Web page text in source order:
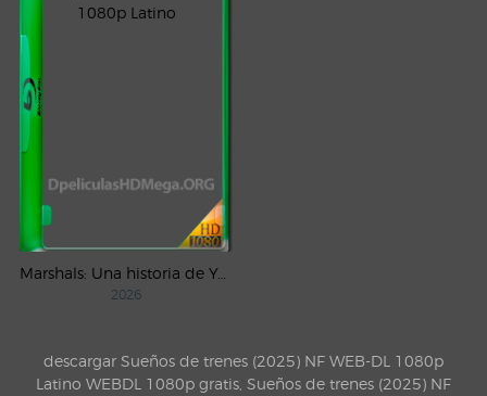
Marshals: Una historia de Yellowstone (2026) AMZN Temporada 1 WEB-DL 1080p Latino
2026
descargar Sueños de trenes (2025) NF WEB-DL 1080p
Latino WEBDL 1080p gratis, Sueños de trenes (2025) NF